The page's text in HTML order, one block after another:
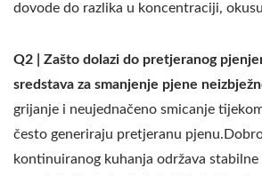
dovode do razlika u koncentraciji,
Q2 | Zašto dolazi do pretjeranog
sredstava za smanjenje pjene
grijanje i neujednačeno smicanje
često generiraju pretjeranu
kontinuiranog kuhanja održava